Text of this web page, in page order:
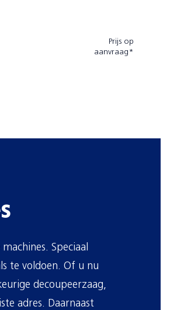
Prijs op
aanvraag*
Speciaal
te voldoen. Of u nu
decoupeerzaag,
adres. Daarnaast